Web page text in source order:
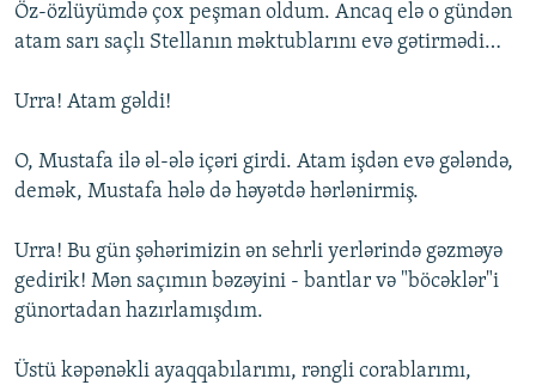
Öz-özlüyümdə çox peşman oldum. Ancaq elə o gündən
atam sarı saçlı Stellanın məktublarını evə gətirmədi…
Urra! Atam gəldi!
O, Mustafa ilə əl-ələ içəri girdi. Atam işdən evə gələndə,
demək, Mustafa hələ də həyətdə hərlənirmiş.
Urra! Bu gün şəhərimizin ən sehrli yerlərində gəzməyə
gedirik! Mən saçımın bəzəyini - bantlar və "böcəklər"i
günortadan hazırlamışdım.
Üstü kəpənəkli ayaqqabılarımı, rəngli corablarımı,